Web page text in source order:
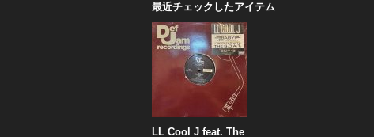
最近チェックしたアイテム
LL Cool J feat. The